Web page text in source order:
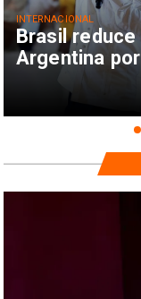
Brasil
Argentina
INTERNACIONAL